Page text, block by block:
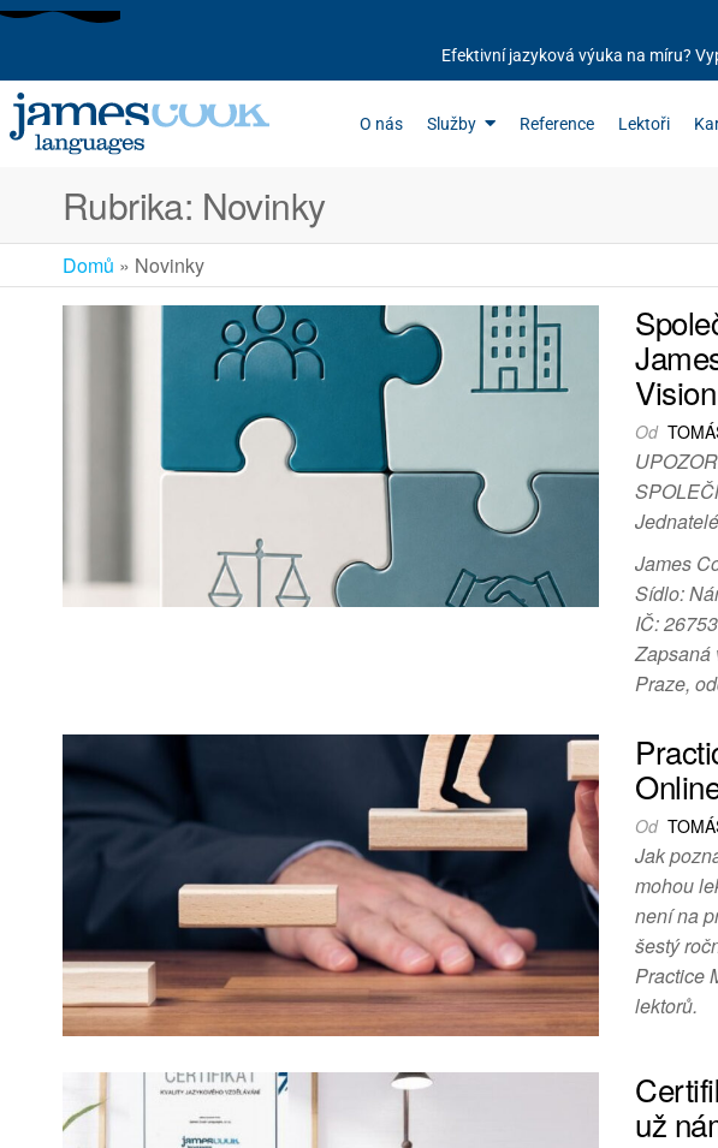
Efektivní jazyková výuka na míru?
O nás Služby Reference Lektoři
Rubrika: Novinky
Domů » Novinky
Od
James
Sídlo:
IČ:
Zapsaná
Praze,
Od
Jak
mohou
není na
šestý
Practice
lektorů.
už